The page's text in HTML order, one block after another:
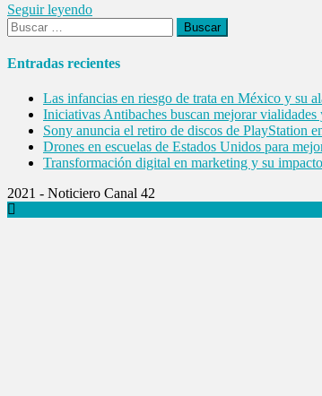
Seguir leyendo
Buscar:
Entradas recientes
Las infancias en riesgo de trata en México y su
Iniciativas Antibaches buscan mejorar vialidades
Sony anuncia el retiro de discos de PlayStation
Drones en escuelas de Estados Unidos para
Transformación digital en marketing y su
2021 - Noticiero Canal 42